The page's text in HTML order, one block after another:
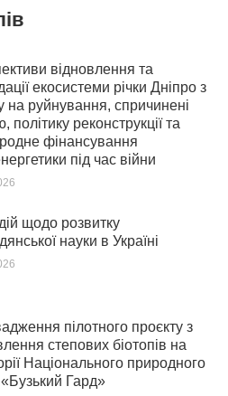
відновлення та
екосистеми річки Дніпро з
на руйнування, спричинені
політику реконструкції та
фінансування
під час війни
щодо розвитку
науки в Україні
пілотного проєкту з
степових біотопів на
Національного природного
Гард»